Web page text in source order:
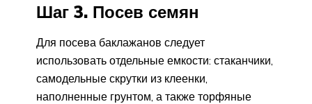
Шаг 3. Посев семян
Для посева баклажанов следует
использовать отдельные емкости: стаканчики,
самодельные скрутки из клеенки,
наполненные грунтом, а также торфяные